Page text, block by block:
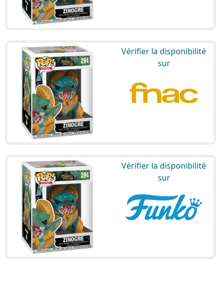
Vérifier la disponibilité
sur
Vérifier la disponibilité
sur